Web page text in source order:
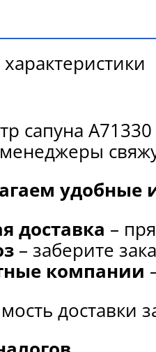
сапуна
удобные
доставка –
– заберите
компании
доставки